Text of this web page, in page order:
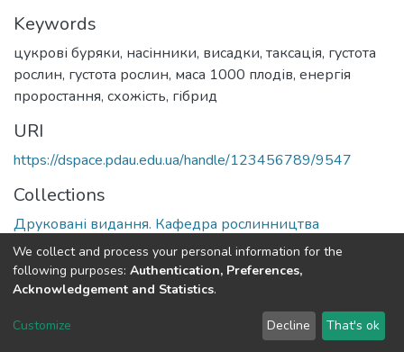
Keywords
цукрові буряки, насінники, висадки, таксація, густота
рослин, густота рослин, маса 1000 плодів, енергія
проростання, схожість, гібрид
URI
https://dspace.pdau.edu.ua/handle/123456789/9547
Collections
Друковані видання. Кафедра рослинництва
Full item page
DSpace software copyright © 2002-2026 LYRASIS
Send Feedback
We collect and process your personal information for the
following purposes: Authentication, Preferences,
Acknowledgement and Statistics.
Customize Decline That's ok